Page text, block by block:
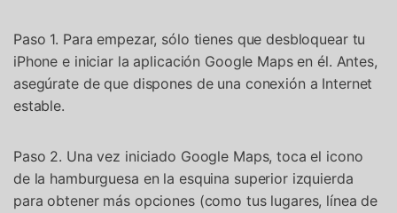
Paso 1. Para empezar, sólo tienes que desbloquear tu
iPhone e iniciar la aplicación Google Maps en él. Antes,
asegúrate de que dispones de una conexión a Internet
estable.
Paso 2. Una vez iniciado Google Maps, toca el icono
de la hamburguesa en la esquina superior izquierda
para obtener más opciones (como tus lugares, línea de